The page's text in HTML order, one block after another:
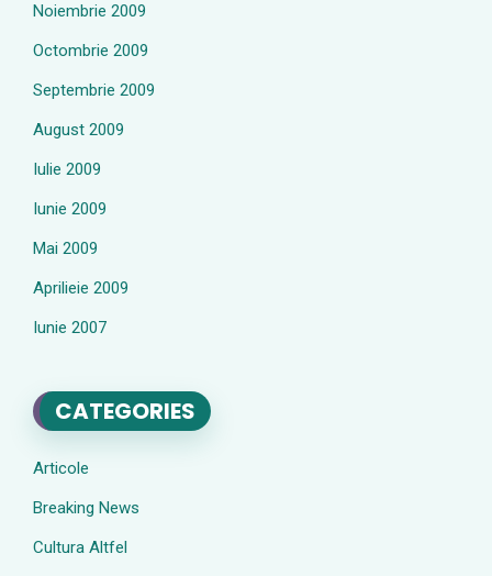
Noiembrie 2009
Octombrie 2009
Septembrie 2009
August 2009
Iulie 2009
Iunie 2009
Mai 2009
Aprilieie 2009
Iunie 2007
CATEGORIES
Articole
Breaking News
Cultura Altfel